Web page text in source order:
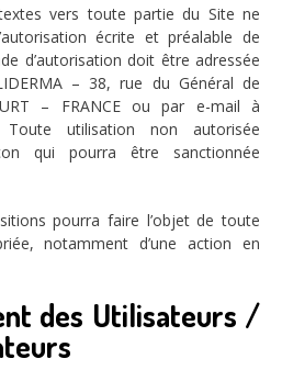
vers toute partie du Site ne
écrite et préalable de
d’autorisation doit être adressée
– 38, rue du Général de
– FRANCE ou par e-mail à
utilisation non autorisée
qui pourra être sanctionnée
pourra faire l’objet de toute
notamment d’une action en
des Utilisateurs /